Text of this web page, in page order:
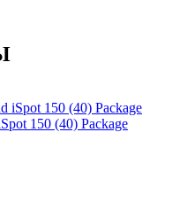
150 (40) Package